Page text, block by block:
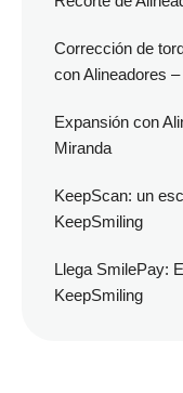
Corrección de
con Alineadores
Expansión con
Miranda
KeepScan: un
KeepSmiling
Llega SmilePay:
KeepSmiling